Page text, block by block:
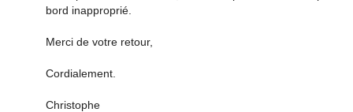
bord inapproprié.
Merci de votre retour,
Cordialement.
Christophe